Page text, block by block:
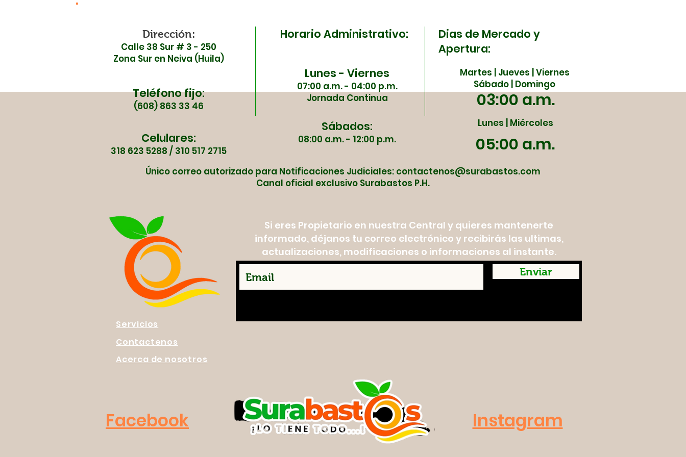
45 por falta de
garantías en seguridad
vial
jornada especial
Dirección:
Calle 38 Sur # 3 - 250
Zona Sur en Neiva (Huila)
Teléfono fijo:
(608) 863 33 46
Martes | Jueves | Viernes
Sábado | Domingo
Dias de Mercado y
Apertura:
Horario Administrativo:
Lunes - Viernes
07:00 a.m. - 04:00 p.m.
Jornada Continua
Sábados:
08:00 a.m. - 12:00 p.m.
03:00 a.m.
Lunes | Miércoles
05:00 a.m.
Celulares:
318 623 5288 / 310 517 2715
Único correo autorizado para Notificaciones Judiciales: contactenos@surabastos.com
Canal oficial exclusivo Surabastos P.H.
Servicios
Contactenos
Acerca de nosotros
Si eres Propietario en nuestra Central y quieres mantenerte
informado, déjanos tu correo electrónico y recibirás las ultimas,
actualizaciones, modificaciones o informaciones al instante.
Enviar
Facebook Instagram